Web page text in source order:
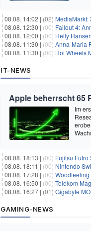
08.08. 14:02 | (02) MediaMarkt:
08.08. 12:30 | (00) Fallout 4:
08.08. 12:00 | (00) Helly
08.08. 11:30 | (00) Anna-Maria
08.08. 11:30 | (00) Hot Wheels
IT-NEWS
Apple beherrscht 65
Im
08.08. 18:13 | (00) Fujitsu
08.08. 18:11 | (00) Nintendo
08.08. 17:28 | (00)
08.08. 16:50 | (00) Telekom
08.08. 16:27 | (01) Gigabyte
GAMING-NEWS